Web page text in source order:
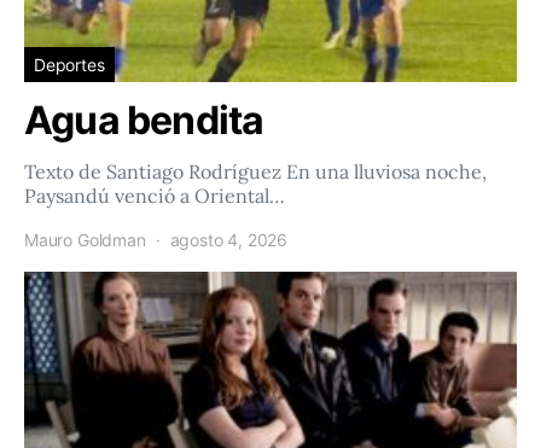
Deportes
Agua bendita
Texto de Santiago Rodríguez En una lluviosa noche,
Paysandú venció a Oriental…
Mauro Goldman agosto 4, 2026